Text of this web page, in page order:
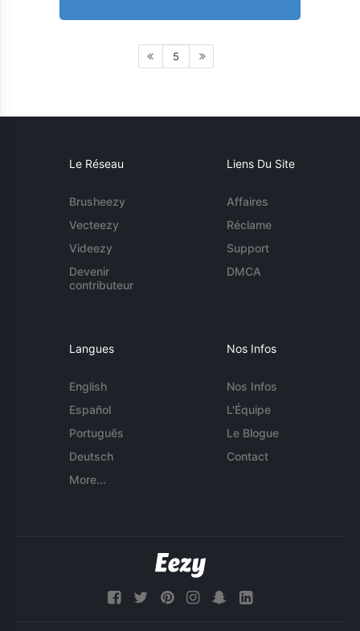
5
Le Réseau
Brusheezy
Vecteezy
Videezy
Devenir
contributeur
Liens Du Site
Affaires
Réclame
Support
DMCA
Langues
English
Español
Português
Deutsch
More...
Nos Infos
Nos Infos
L'Équipe
Le Blogue
Contact